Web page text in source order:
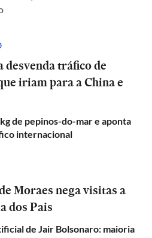
desvenda tráfico de
iriam para a China e
de pepinos-do-mar e aponta
internacional
Moraes nega visitas a
dos Pais
de Jair Bolsonaro: maioria